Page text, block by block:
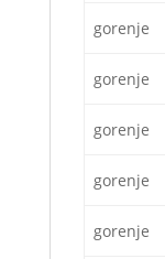
gorenje
gorenje
gorenje
gorenje
gorenje